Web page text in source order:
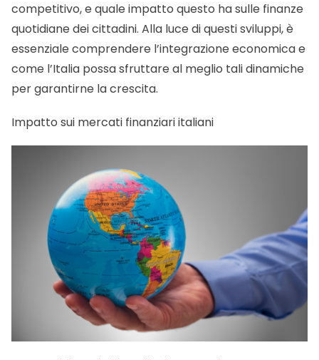
competitivo, e quale impatto questo ha sulle finanze
quotidiane dei cittadini. Alla luce di questi sviluppi, è
essenziale comprendere l’integrazione economica e
come l’Italia possa sfruttare al meglio tali dinamiche
per garantirne la crescita.
Impatto sui mercati finanziari italiani